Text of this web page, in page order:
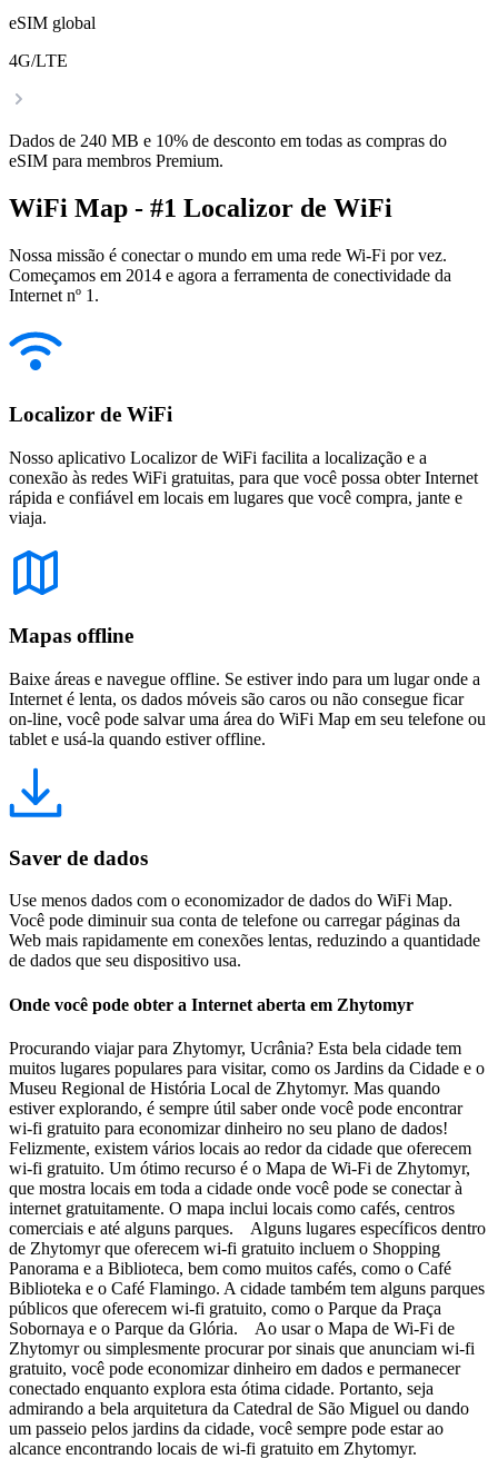
eSIM global
4G/LTE
Dados de 240 MB e 10% de desconto em todas as compras do
eSIM para membros Premium.
WiFi Map - #1 Localizor de WiFi
Nossa missão é conectar o mundo em uma rede Wi-Fi por vez.
Começamos em 2014 e agora a ferramenta de conectividade da
Internet nº 1.
Localizor de WiFi
Nosso aplicativo Localizor de WiFi facilita a localização e a
conexão às redes WiFi gratuitas, para que você possa obter Internet
rápida e confiável em locais em lugares que você compra, jante e
viaja.
Mapas offline
Baixe áreas e navegue offline. Se estiver indo para um lugar onde a
Internet é lenta, os dados móveis são caros ou não consegue ficar
on-line, você pode salvar uma área do WiFi Map em seu telefone ou
tablet e usá-la quando estiver offline.
Saver de dados
Use menos dados com o economizador de dados do WiFi Map.
Você pode diminuir sua conta de telefone ou carregar páginas da
Web mais rapidamente em conexões lentas, reduzindo a quantidade
de dados que seu dispositivo usa.
Onde você pode obter a Internet aberta em Zhytomyr
Procurando viajar para Zhytomyr, Ucrânia? Esta bela cidade tem
muitos lugares populares para visitar, como os Jardins da Cidade e o
Museu Regional de História Local de Zhytomyr. Mas quando
estiver explorando, é sempre útil saber onde você pode encontrar
wi-fi gratuito para economizar dinheiro no seu plano de dados!
Felizmente, existem vários locais ao redor da cidade que oferecem
wi-fi gratuito. Um ótimo recurso é o Mapa de Wi-Fi de Zhytomyr,
que mostra locais em toda a cidade onde você pode se conectar à
internet gratuitamente. O mapa inclui locais como cafés, centros
comerciais e até alguns parques. Alguns lugares específicos dentro
de Zhytomyr que oferecem wi-fi gratuito incluem o Shopping
Panorama e a Biblioteca, bem como muitos cafés, como o Café
Biblioteka e o Café Flamingo. A cidade também tem alguns parques
públicos que oferecem wi-fi gratuito, como o Parque da Praça
Sobornaya e o Parque da Glória. Ao usar o Mapa de Wi-Fi de
Zhytomyr ou simplesmente procurar por sinais que anunciam wi-fi
gratuito, você pode economizar dinheiro em dados e permanecer
conectado enquanto explora esta ótima cidade. Portanto, seja
admirando a bela arquitetura da Catedral de São Miguel ou dando
um passeio pelos jardins da cidade, você sempre pode estar ao
alcance encontrando locais de wi-fi gratuito em Zhytomyr.